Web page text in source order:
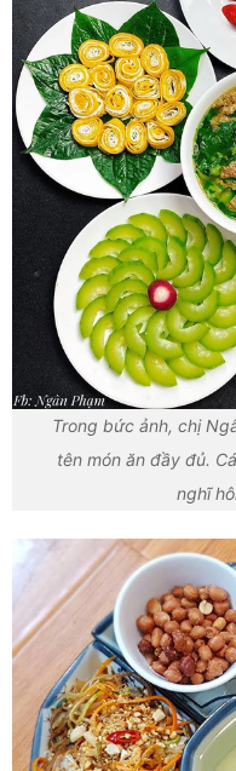
Trong bức ảnh, chị
tên món ăn đầy đủ.
nghĩ